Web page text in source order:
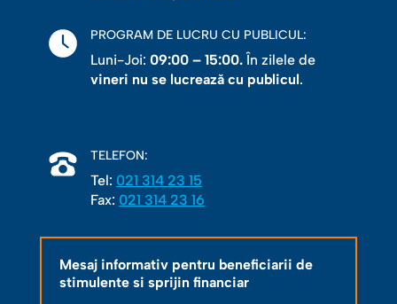
PROGRAM DE LUCRU CU PUBLICUL:
Luni-Joi: 09:00 – 15:00.În zilele de
vineri nu se lucrează cu publicul.
TELEFON:
Tel: 021 314 23 15
Fax: 021 314 23 16
Mesaj informativ pentru beneficiarii de
stimulente si sprijin financiar